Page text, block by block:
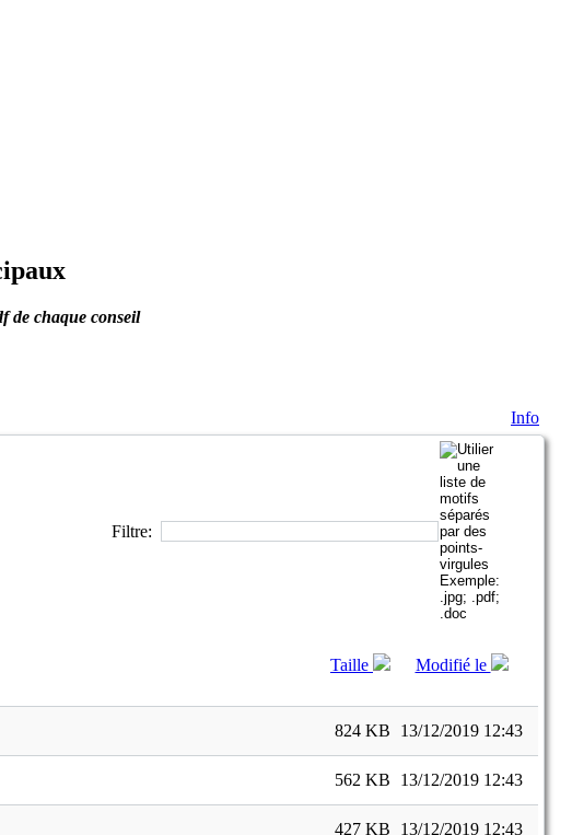
de chaque conseil
Info
Filtre:
Taille Modifié le
824 KB 13/12/2019 12:43
562 KB 13/12/2019 12:43
427 KB 13/12/2019 12:43